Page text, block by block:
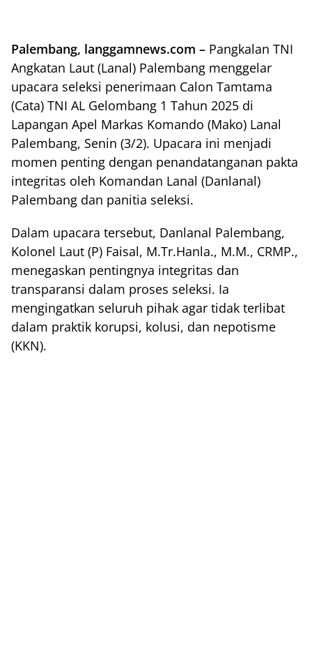
Palembang, langgamnews.com – Pangkalan TNI
Angkatan Laut (Lanal) Palembang menggelar
upacara seleksi penerimaan Calon Tamtama
(Cata) TNI AL Gelombang 1 Tahun 2025 di
Lapangan Apel Markas Komando (Mako) Lanal
Palembang, Senin (3/2). Upacara ini menjadi
momen penting dengan penandatanganan pakta
integritas oleh Komandan Lanal (Danlanal)
Palembang dan panitia seleksi.
Dalam upacara tersebut, Danlanal Palembang,
Kolonel Laut (P) Faisal, M.Tr.Hanla., M.M., CRMP.,
menegaskan pentingnya integritas dan
transparansi dalam proses seleksi. Ia
mengingatkan seluruh pihak agar tidak terlibat
dalam praktik korupsi, kolusi, dan nepotisme
(KKN).